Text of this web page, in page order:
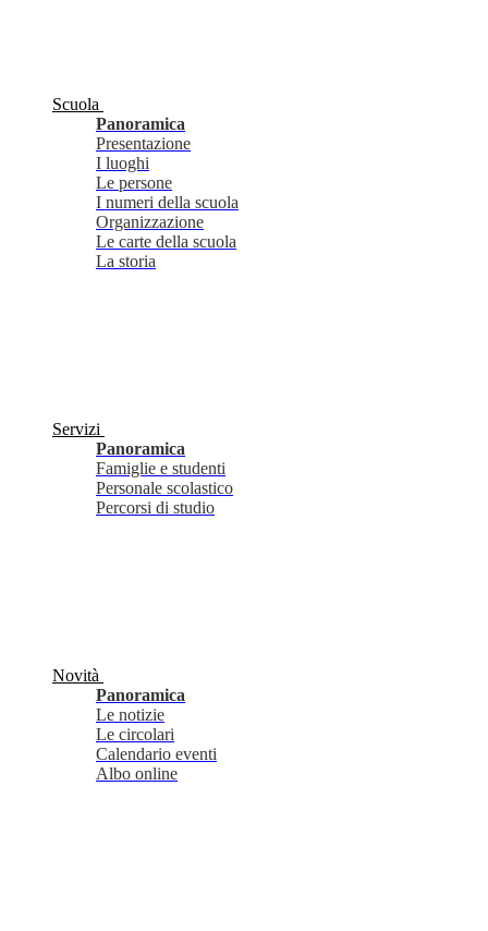
Scuola
Panoramica
Presentazione
I luoghi
Le persone
I numeri della scuola
Organizzazione
Le carte della scuola
La storia
Servizi
Panoramica
Famiglie e studenti
Personale scolastico
Percorsi di studio
Novità
Panoramica
Le notizie
Le circolari
Calendario eventi
Albo online